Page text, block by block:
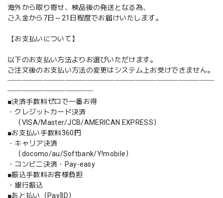
海外から取り寄せ、検品後の発送となる為、
ご入金から7日～21日程度でお届けいたします。
【お支払いについて】
以下のお支払い方法よりお選びいただけます。
ご注文後のお支払い方法の変更はシステム上お受けできません。
─────────────────────────────
────────────
■決済手数料ゼロで一番お得
・クレジットカード決済
（VISA/Master/JCB/AMERICAN EXPRESS）
■お支払い手数料360円
・キャリア決済
（docomo/au/Softbank/Y!mobile）
・コンビニ決済・Pay-easy
■振込手数料お客様負担
・銀行振込
■あと払い（Pay]ID）